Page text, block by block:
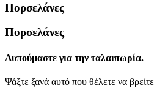
Πορσελάνες
Πορσελάνες
Λυπούμαστε για την ταλαιπωρία.
Ψάξτε ξανά αυτό που θέλετε να βρείτε